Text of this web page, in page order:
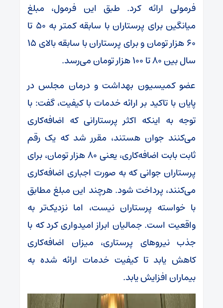
فرمولی ارائه کرد. طبق این فرمول، مبلغ
میانگین برای پرستاران با سابقه کمتر به ۵۰ تا
۶۰ هزار تومان و برای پرستاران با سابقه بالای ۱۵
سال بین ۸۰ تا ۱۰۰ هزار تومان می‌رسد.
عضو کمیسیون بهداشت و درمان مجلس در
پایان با تاکید بر ارائه خدمات با کیفیت، گفت: با
توجه به اینکه اکثر پرستارانی که اضافه‌کاری
می‌کنند جوان هستند، مقرر شد که یک رقم
ثابت بابت اضافه‌کاری، یعنی ۸۰ هزار تومان، برای
پرستاران جوانی که به صورت اجباری اضافه‌کاری
می‌کنند، پرداخت شود. هرچند این مبلغ مطابق
با خواسته پرستاران نیست، اما نزدیک‌تر به
واقعیت است. جمالیان ابراز امیدواری کرد که با
جذب نیروهای پرستاری، میزان اضافه‌کاری
کاهش یابد تا کیفیت خدمات ارائه شده به
بیماران افزایش یابد.